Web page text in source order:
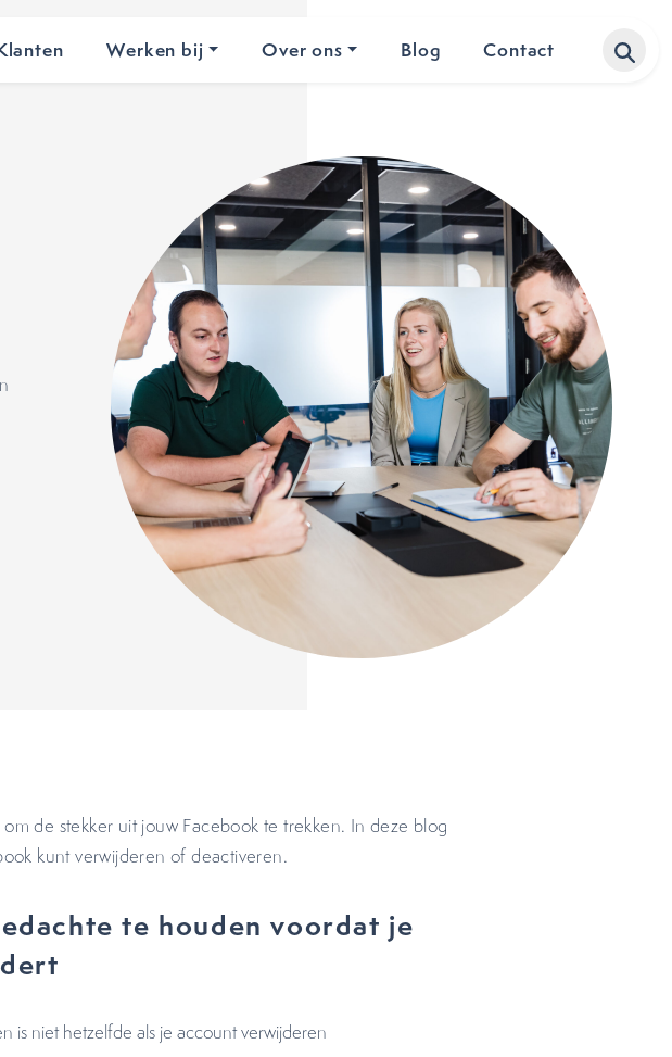
Werken bij Over ons Blog Contact
de stekker uit jouw Facebook te trekken. In deze blog
kunt verwijderen of deactiveren.
te houden voordat je
is niet hetzelfde als je account verwijderen